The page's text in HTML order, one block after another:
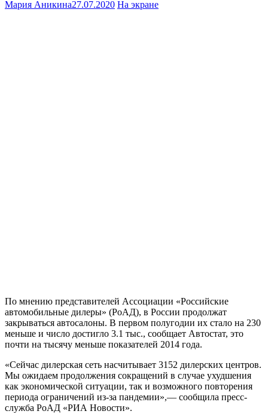
Мария Аникина27.07.2020 На экране
По мнению представителей Ассоциации «Российские
автомобильные дилеры» (РоАД), в России продолжат
закрываться автосалоны. В первом полугодии их стало на 230
меньше и число достигло 3.1 тыс., сообщает Автостат, это
почти на тысячу меньше показателей 2014 года.
«Сейчас дилерская сеть насчитывает 3152 дилерских центров.
Мы ожидаем продолжения сокращений в случае ухудшения
как экономической ситуации, так и возможного повторения
периода ограничений из-за пандемии»,— сообщила пресс-
служба РоАД «РИА Новости».